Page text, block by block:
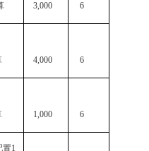
3,000 6
4,000 6
1,000 6
置1